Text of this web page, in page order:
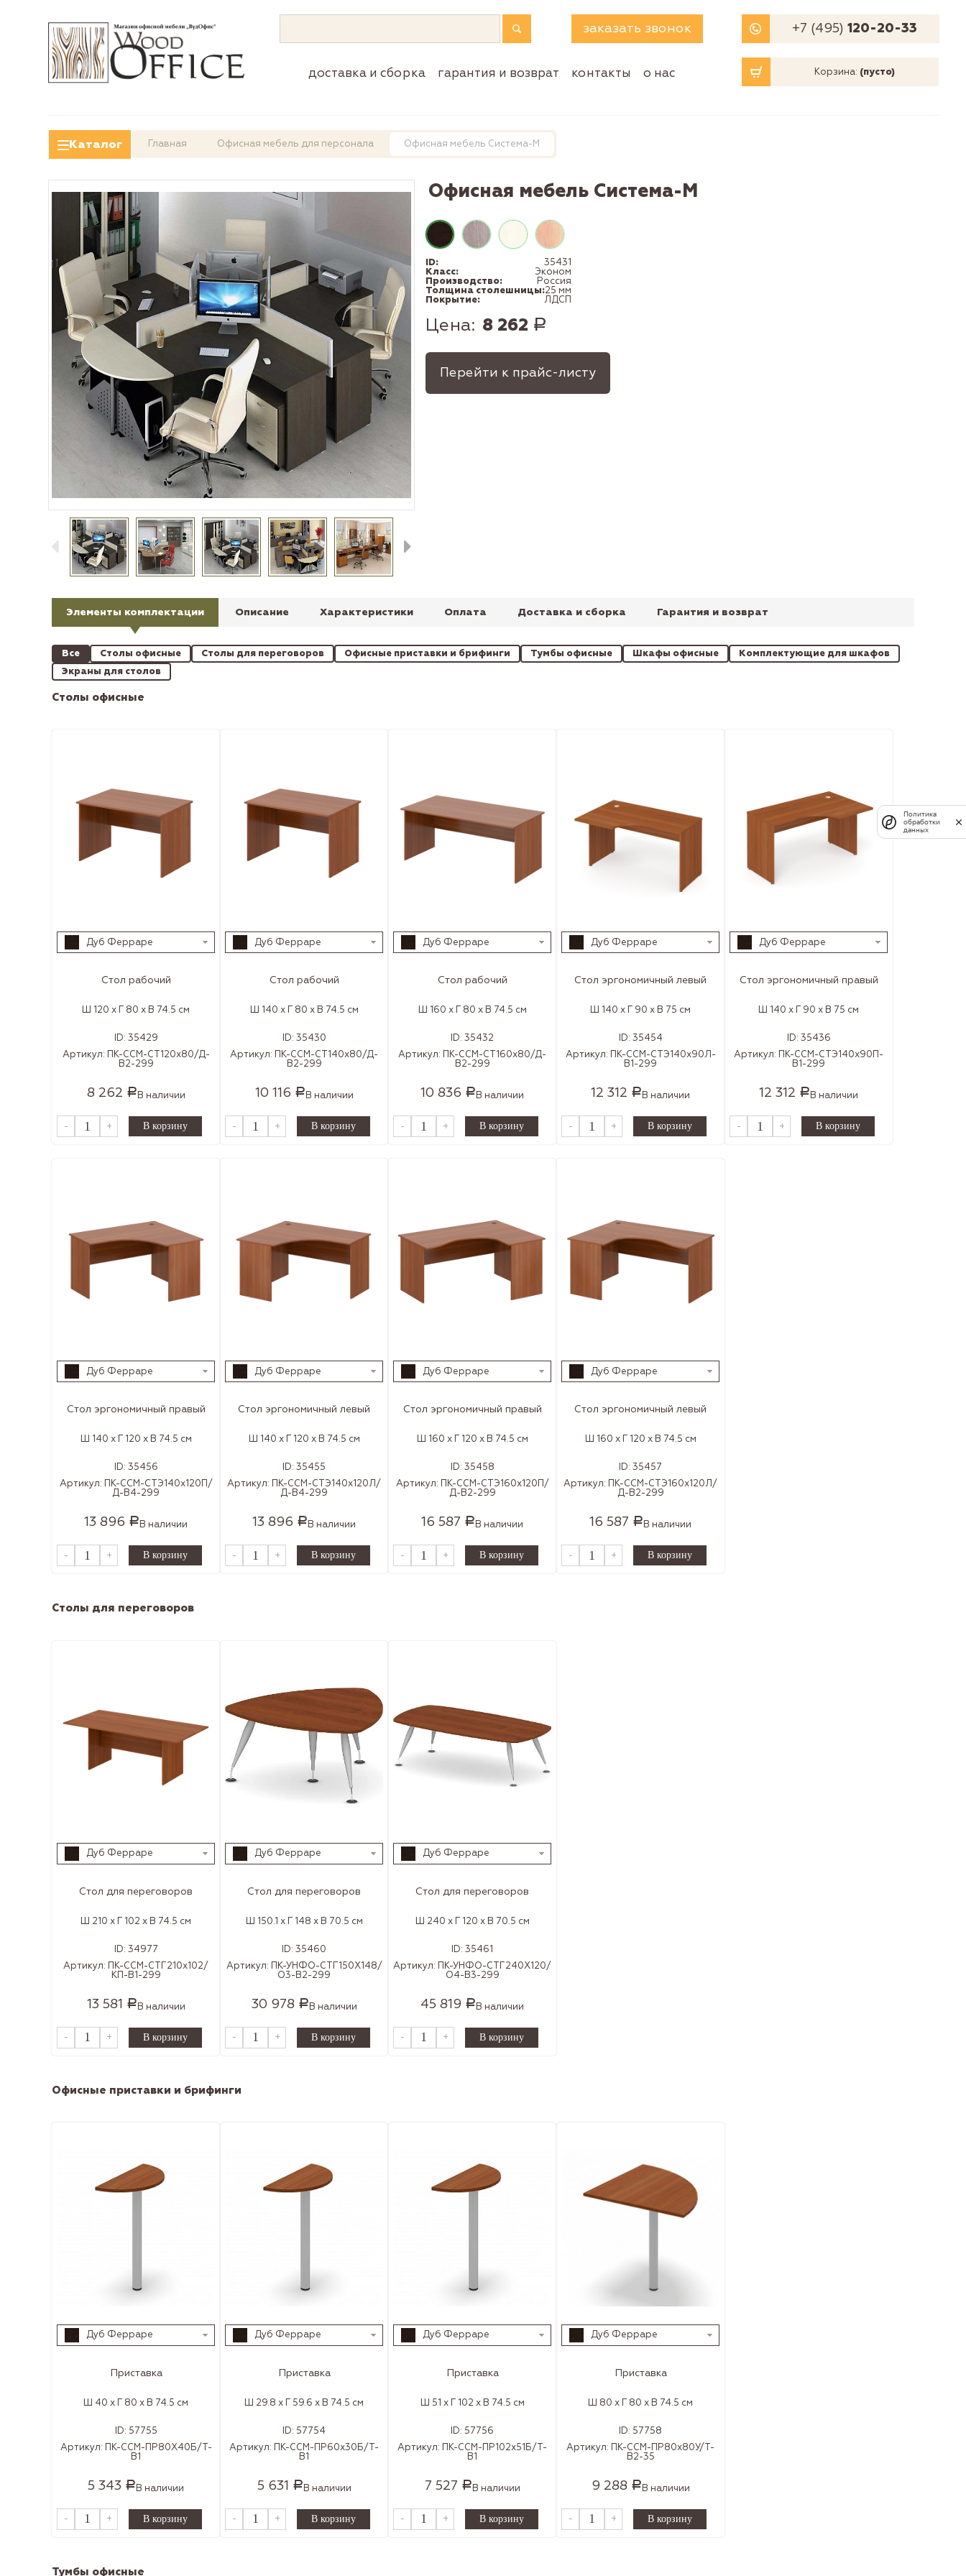
заказать звонок +7 (495)120-20-33
доставка и сборка гарантия и возврат контакты о нас Корзина: (пусто)
Каталог Главная Офисная мебель для персонала Офисная мебель Система-М
Офисная мебель Система-М
ID:
35431
Класс:
Эконом
Производство:
Россия
Толщина столешницы:25 мм
Покрытие:
ЛДСП
Цена: 8 262 Р
Перейти к прайс-листу
Элементы комплектации Описание Характеристики Оплата Доставка и сборка Гарантия и возврат
Все Столы офисные Столы для переговоров Офисные приставки и брифинги Тумбы офисные Шкафы офисные
Комплектующие для шкафов
Экраны для столов
Столы офисные
Дуб Ферраре
Стол рабочий
Ш 120 x Г 80 x В 74.5 см
ID: 35429
Артикул: ПК-ССМ-СТ120х80/Д-
В2-299
8 262 РВ наличии
- +
Дуб Ферраре
Стол рабочий
Ш 140 x Г 80 x В 74.5 см
ID: 35430
Артикул: ПК-ССМ-СТ140х80/Д-
В2-299
10 116 РВ наличии
- +
Дуб Ферраре
Стол рабочий
Ш 160 x Г 80 x В 74.5 см
ID: 35432
Артикул: ПК-ССМ-СТ160х80/Д-
В2-299
10 836 РВ наличии
- +
Дуб Ферраре
Стол эргономичный левый
Ш 140 x Г 90 x В 75 см
ID: 35454
Артикул: ПК-ССМ-СТЭ140х90Л-
В1-299
12 312 РВ наличии
- +
Дуб Ферраре
Стол эргономичный правый
Ш 140 x Г 90 x В 75 см
ID: 35436
Артикул: ПК-ССМ-СТЭ140х90П-
В1-299
12 312 РВ наличии
- +
Дуб Ферраре
Стол эргономичный правый
Ш 140 x Г 120 x В 74.5 см
ID: 35456
Артикул: ПК-ССМ-СТЭ140х120П/
Д-В4-299
13 896 РВ наличии
- +
Дуб Ферраре
Стол эргономичный левый
Ш 140 x Г 120 x В 74.5 см
ID: 35455
Артикул: ПК-ССМ-СТЭ140х120Л/
Д-В4-299
13 896 РВ наличии
- +
Дуб Ферраре
Стол эргономичный правый
Ш 160 x Г 120 x В 74.5 см
ID: 35458
Артикул: ПК-ССМ-СТЭ160х120П/
Д-В2-299
16 587 РВ наличии
- +
Дуб Ферраре
Стол эргономичный левый
Ш 160 x Г 120 x В 74.5 см
ID: 35457
Артикул: ПК-ССМ-СТЭ160х120Л/
Д-В2-299
16 587 РВ наличии
- +
Столы для переговоров
Дуб Ферраре
Стол для переговоров
Ш 210 x Г 102 x В 74.5 см
ID: 34977
Артикул: ПК-ССМ-СТГ210х102/
КП-В1-299
13 581 Р В наличии
- +
Дуб Ферраре
Стол для переговоров
Ш 150.1 x Г 148 x В 70.5 см
ID: 35460
Артикул: ПК-УНФО-СТГ150Х148/
О3-В2-299
30 978 Р В наличии
- +
Дуб Ферраре
Стол для переговоров
Ш 240 x Г 120 x В 70.5 см
ID: 35461
Артикул: ПК-УНФО-СТГ240Х120/
О4-В3-299
45 819 Р В наличии
- +
Офисные приставки и брифинги
Дуб Ферраре
Приставка
Ш 40 x Г 80 x В 74.5 см
ID: 57755
Артикул: ПК-ССМ-ПР80Х40Б/Т-
В1
5 343 Р В наличии
- +
Дуб Ферраре
Приставка
Ш 29.8 x Г 59.6 x В 74.5 см
ID: 57754
Артикул: ПК-ССМ-ПР60х30Б/Т-
В1
5 631 Р В наличии
- +
Дуб Ферраре
Приставка
Ш 51 x Г 102 x В 74.5 см
ID: 57756
Артикул: ПК-ССМ-ПР102х51Б/Т-
В1
7 527 Р В наличии
- +
Дуб Ферраре
Приставка
Ш 80 x Г 80 x В 74.5 см
ID: 57758
Артикул: ПК-ССМ-ПР80х80У/Т-
В2-35
9 288 Р В наличии
- +
Тумбы офисные
Политика
обработки
данных